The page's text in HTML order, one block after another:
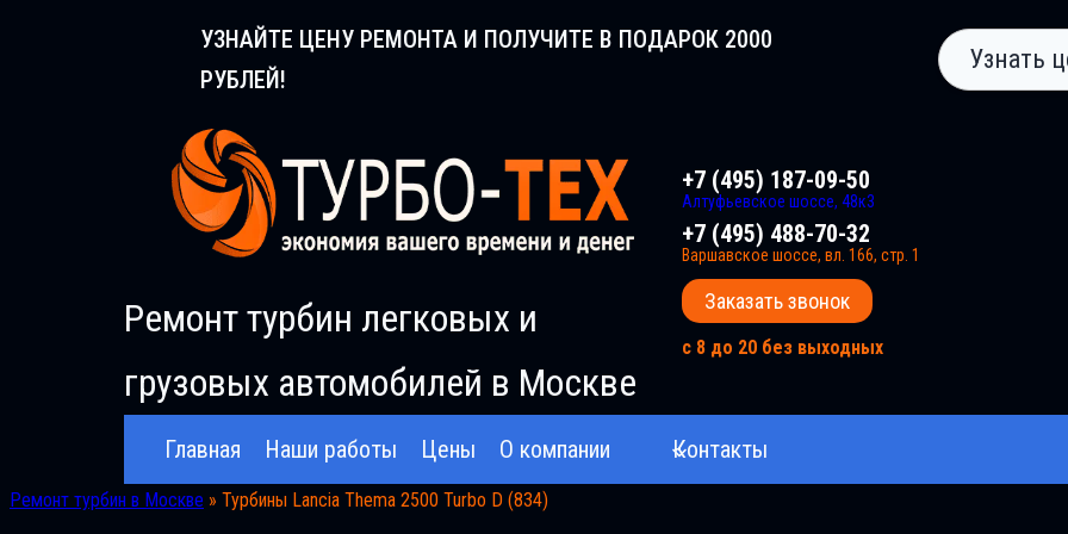
УЗНАЙТЕ ЦЕНУ РЕМОНТА И ПОЛУЧИТЕ В ПОДАРОК 2000
РУБЛЕЙ!
Узнать
Ремонт турбин легковых и
грузовых автомобилей в Москве
+7 (495) 187-09-50
Алтуфьевское шоссе, 48к3
+7 (495) 488-70-32
Варшавское шоссе, вл. 166, стр. 1
Заказать звонок
с 8 до 20 без выходных
Главная Наши работы Цены О компании Контакты
Ремонт турбин в Москве » Турбины Lancia Thema 2500 Turbo D (834)